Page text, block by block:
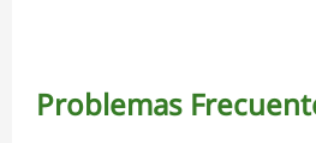
Problemas